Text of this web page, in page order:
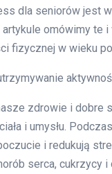
dla seniorów jest
omówimy te
fizycznej w wieku
zdrowie i
i umysłu.
i redukują
serca, cukrzycy